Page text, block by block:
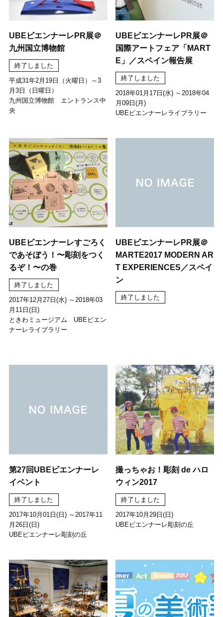
UBEビエンナーレPR展＠
九州国立博物館
終了しました
平成31年2月19日（火曜日）～3
月3日（日曜日）
九州国立博物館 エントランス中
央
UBEビエンナーレPR展＠
国際アートフェア「MART
E」／スペイン報告展
終了しました
2018年01月17日(水) ～2018年04
月09日(月)
UBEビエンナーレライブラリー
UBEビエンナーレすごろく
であそぼう！〜彫刻をつく
るぞ！〜の巻
終了しました
2017年12月27日(水) ～2018年03
月11日(日)
ときわミュージアム UBEビエン
ナーレライブラリー
UBEビエンナーレPR展＠
MARTE2017 MODERN AR
T EXPERIENCES／スペイ
ン
終了しました
第27回UBEビエンナーレ
イベント
終了しました
2017年10月01日(日) ～2017年11
月26日(日)
UBEビエンナーレ彫刻の丘
撮っちゃお！彫刻 de ハロ
ウィン2017
終了しました
2017年10月29日(日)
UBEビエンナーレ彫刻の丘